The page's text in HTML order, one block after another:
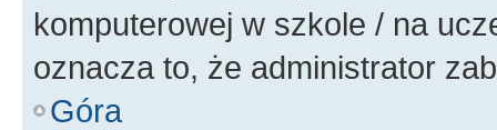
komputerowej w szkole / na
oznacza to, że administrator
Góra